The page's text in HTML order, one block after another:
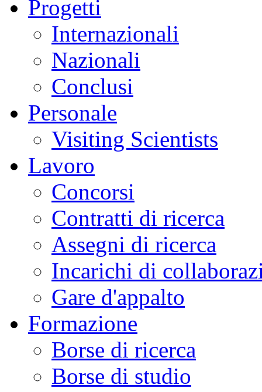
Progetti
Internazionali
Nazionali
Conclusi
Personale
Visiting Scientists
Lavoro
Concorsi
Contratti di ricerca
Assegni di ricerca
Incarichi di
Gare d'appalto
Formazione
Borse di ricerca
Borse di studio